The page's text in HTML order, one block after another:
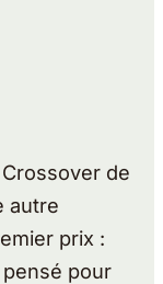
de
autre
prix :
pensé pour